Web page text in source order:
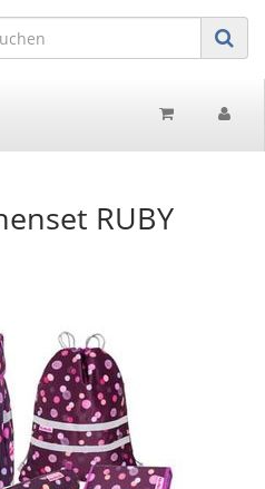
RUBY